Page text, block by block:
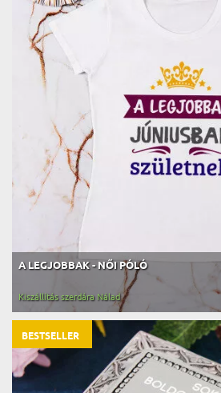
A LEGJOBBAK - NŐI PÓLÓ
Kiszállítás szerdára Nálad
BESTSELLER